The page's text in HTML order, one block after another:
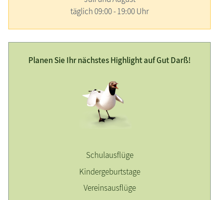
täglich 09:00 - 19:00 Uhr
Planen Sie Ihr nächstes Highlight auf Gut Darß!
Schulausflüge
Kindergeburtstage
Vereinsausflüge